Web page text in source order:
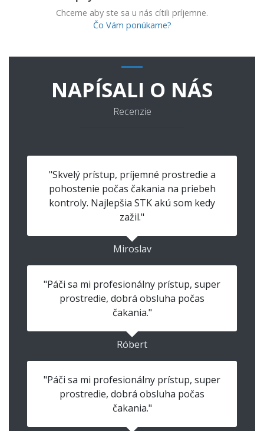
Chceme aby ste sa u nás cítili príjemne.
Čo Vám ponúkame?
NAPÍSALI O NÁS
Recenzie
"Skvelý prístup, príjemné prostredie a
pohostenie počas čakania na priebeh
kontroly. Najlepšia STK akú som kedy
zažil."
Miroslav
"Páči sa mi profesionálny prístup, super
prostredie, dobrá obsluha počas
čakania."
Róbert
"Páči sa mi profesionálny prístup, super
prostredie, dobrá obsluha počas
čakania."